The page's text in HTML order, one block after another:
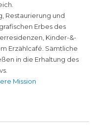
Restaurierung und
Erbes des
Kinder-&-
Erzählcafé. Sämtliche
in die Erhaltung des
Mission